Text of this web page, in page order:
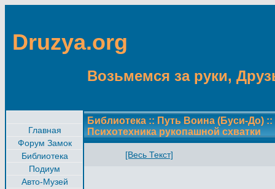
Druzya.org
Возьмемся за руки,
Главная
Форум Замок
Библиотека
Подиум
Авто-Музей
Библиотека :: Путь Воина (Буси-До) ::
Психотехника рукопашной схватки
[Весь Текст]